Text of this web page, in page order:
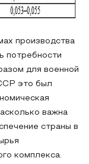
производства
потребности
для военной
это был
важна
страны в
комплекса.